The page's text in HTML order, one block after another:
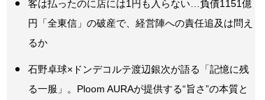
客は払ったのに店には1円も入らない…負債1151億
円「全東信」の破産で、経営陣への責任追及は問え
るか
石野卓球×ドンデコルテ渡辺銀次が語る「記憶に残
る一服」。Ploom AURAが提供する“旨さ”の本質と